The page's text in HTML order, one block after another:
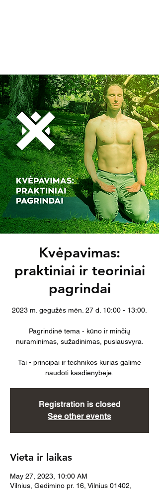
Kvėpavimas:
praktiniai ir teoriniai
pagrindai
2023 m. gegužės mėn. 27 d. 10:00 - 13:00.
Pagrindinė tema - kūno ir minčių
nuraminimas, sužadinimas, pusiausvyra.
Tai - principai ir technikos kurias galime
naudoti kasdienybėje.
Registration is closed
See other events
Vieta ir laikas
May 27, 2023, 10:00 AM
Vilnius, Gedimino pr. 16, Vilnius 01402,